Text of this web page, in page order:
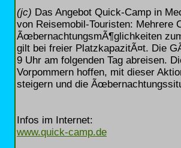
(jc) Das Angebot Quick-Camp in
von Reisemobil-Touristen: Mehrere
ÃœbernachtungsmÃ¶glichkeiten
gilt bei freier PlatzkapazitÃ¤t. Die
9 Uhr am folgenden Tag abreisen.
Vorpommern hoffen, mit dieser
steigern und die
Infos im Internet:
www.quick-camp.de